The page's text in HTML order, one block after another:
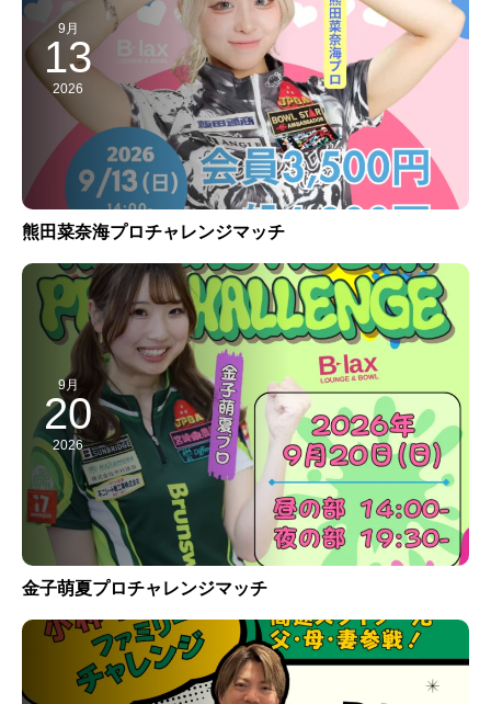
9月
13
2026
熊田菜奈海プロチャレンジマッチ
9月
20
2026
金子萌夏プロチャレンジマッチ